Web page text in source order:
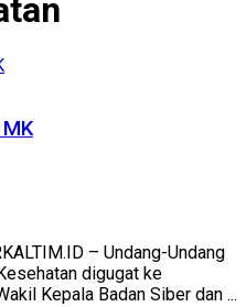
– Undang-Undang
digugat ke
Kepala Badan Siber dan ...